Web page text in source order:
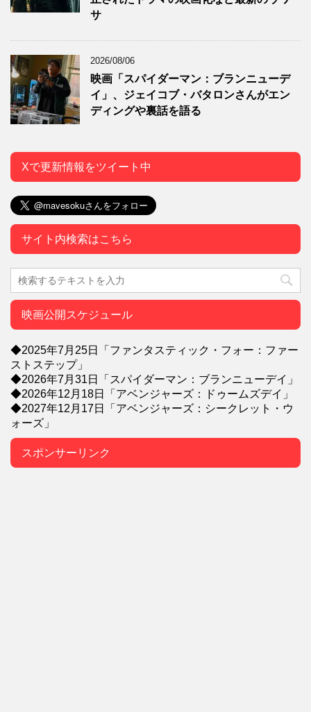
サ
2026/08/06
映画「スパイダーマン：ブランニューデ
イ」、ジェイコブ・バタロンさんがエン
ディングや裏話を語る
Xで更新情報をツイート中
サイト内検索はこちら
映画公開スケジュール
◆2025年7月25日「ファンタスティック・フォー：ファー
ストステップ」
◆2026年7月31日「スパイダーマン：ブランニューデイ」
◆2026年12月18日「アベンジャーズ：ドゥームズデイ」
◆2027年12月17日「アベンジャーズ：シークレット・ウ
ォーズ」
スポンサーリンク